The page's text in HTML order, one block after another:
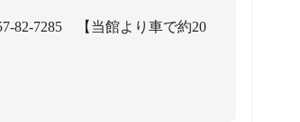
82-7285 【当館より車で約20